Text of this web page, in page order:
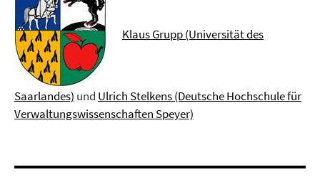
Klaus Grupp (Universität des
Saarlandes) und Ulrich Stelkens (Deutsche Hochschule für
Verwaltungswissenschaften Speyer)